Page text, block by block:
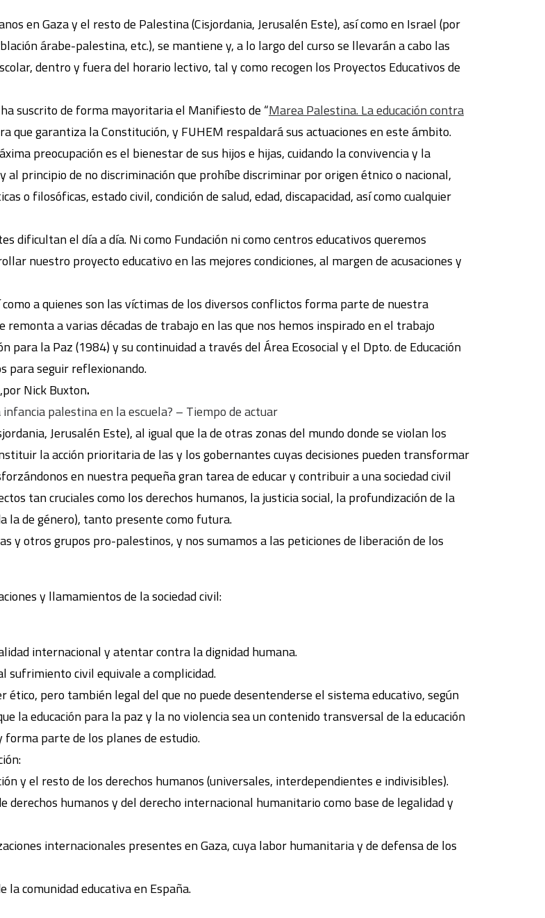
en Gaza y el resto de Palestina (Cisjordania, Jerusalén Este), así como en Israel (por
árabe-palestina, etc.), se mantiene y, a lo largo del curso se llevarán a cabo las
dentro y fuera del horario lectivo, tal y como recogen los Proyectos Educativos de
suscrito de forma mayoritaria el Manifiesto de “Marea Palestina. La educación contra
que garantiza la Constitución, y FUHEM respaldará sus actuaciones en este ámbito.
preocupación es el bienestar de sus hijos e hijas, cuidando la convivencia y la
principio de no discriminación que prohíbe discriminar por origen étnico o nacional,
o filosóficas, estado civil, condición de salud, edad, discapacidad, así como cualquier
dificultan el día a día. Ni como Fundación ni como centros educativos queremos
nuestro proyecto educativo en las mejores condiciones, al margen de acusaciones y
a quienes son las víctimas de los diversos conflictos forma parte de nuestra
remonta a varias décadas de trabajo en las que nos hemos inspirado en el trabajo
la Paz (1984) y su continuidad a través del Área Ecosocial y el Dpto. de Educación
para seguir reflexionando.
,por Nick Buxton.
palestina en la escuela? – Tiempo de actuar
Jerusalén Este), al igual que la de otras zonas del mundo donde se violan los
la acción prioritaria de las y los gobernantes cuyas decisiones pueden transformar
en nuestra pequeña gran tarea de educar y contribuir a una sociedad civil
tan cruciales como los derechos humanos, la justicia social, la profundización de la
la de género), tanto presente como futura.
y otros grupos pro-palestinos, y nos sumamos a las peticiones de liberación de los
y llamamientos de la sociedad civil:
internacional y atentar contra la dignidad humana.
sufrimiento civil equivale a complicidad.
ético, pero también legal del que no puede desentenderse el sistema educativo, según
la educación para la paz y la no violencia sea un contenido transversal de la educación
forma parte de los planes de estudio.
y el resto de los derechos humanos (universales, interdependientes e indivisibles).
humanos y del derecho internacional humanitario como base de legalidad y
internacionales presentes en Gaza, cuya labor humanitaria y de defensa de los
comunidad educativa en España.